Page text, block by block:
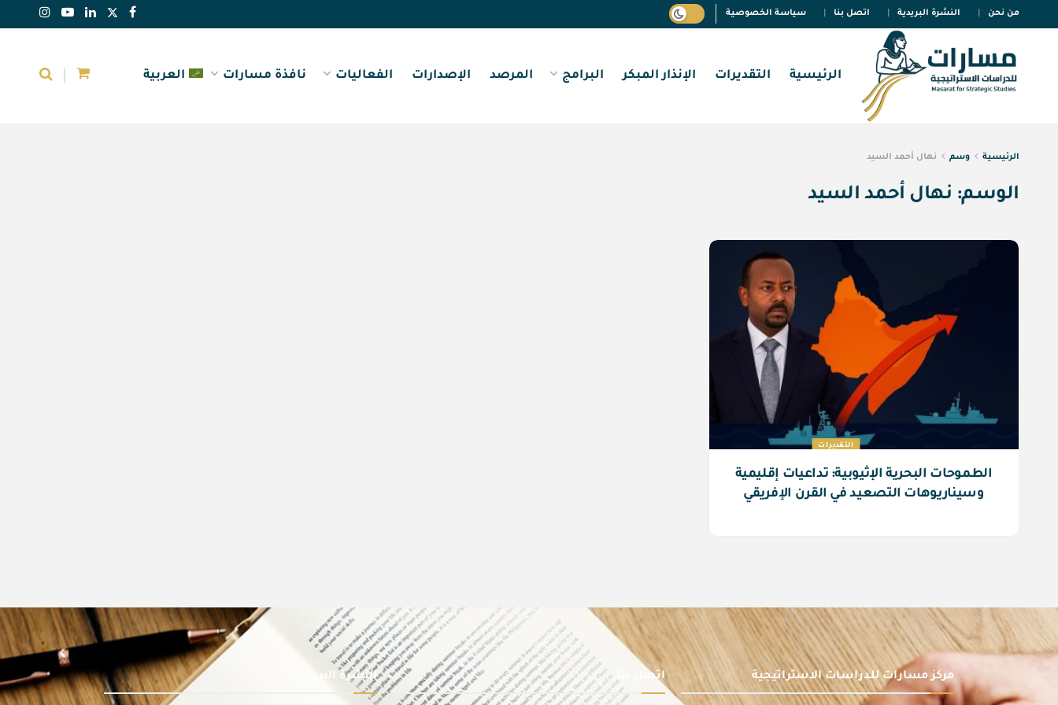
من نحن النشرة البريدية اتصل بنا سياسة الخصوصية
الرئيسية التقديرات الإنذار المبكر البرامج المرصد الإصدارات الفعاليات نافذة مسارات العربية
الرئيسية وسم نهال أحمد السيد
الوسم: نهال أحمد السيد
التقديرات
الطموحات البحرية الإثيوبية: تداعيات إقليمية
وسيناريوهات التصعيد في القرن الإفريقي
مركز مسارات للدراسات الاستراتيجية اتصل بنا النشرة البريدية